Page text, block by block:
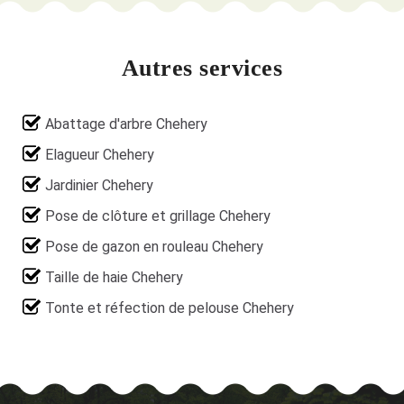
Autres services
Abattage d'arbre Chehery
Elagueur Chehery
Jardinier Chehery
Pose de clôture et grillage Chehery
Pose de gazon en rouleau Chehery
Taille de haie Chehery
Tonte et réfection de pelouse Chehery